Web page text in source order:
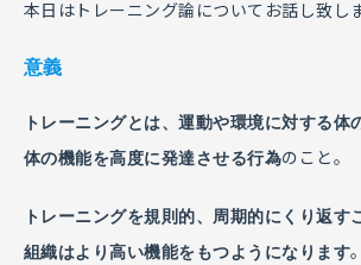
本日はトレーニング論についてお話し致し
意義
トレーニングとは、運動や環境に対する体
体の機能を高度に発達させる行為のこと。
トレーニングを規則的、周期的にくり返す
組織はより高い機能をもつようになります。